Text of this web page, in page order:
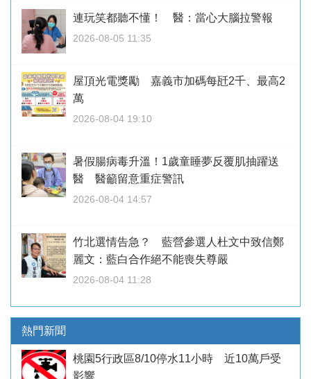
連玩笑都聽不懂！ 醫：當心大腦拉警報
2026-08-05 11:35
屋頂光電獎勵 嘉義市加碼每瓩2千、最高2
萬
2026-08-04 19:10
暑假腸病毒升溫！1歲童睡夢反覆肌抽躍送
醫 醫籲留意重症警訊
2026-08-04 14:57
竹北選情告急？ 藍營參選人杜文中致信鄭
麗文：藍白合作絕不能喪失尊嚴
2026-08-04 11:28
熱門新聞
桃園5行政區8/10停水11小時 近10萬戶受
影響